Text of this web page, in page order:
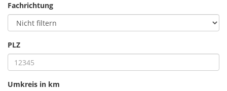
Fachrichtung
PLZ
Umkreis in km